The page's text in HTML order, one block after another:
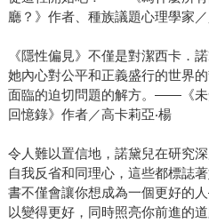
廳？》作者、種族議題心理學家
《隱性偏見》不僅是對潔西卡．
她內心對公平和正義盛行的世界
面臨的迫切問題的解方。——《未
回憶錄》作者／高卡莉亞‧楊
令人難以置信地，諾黛兒在研究
自我反省和同理心，這些都標誌
書不僅會讓你想成為一個更好的
以變得更好，同時照亮你前進的